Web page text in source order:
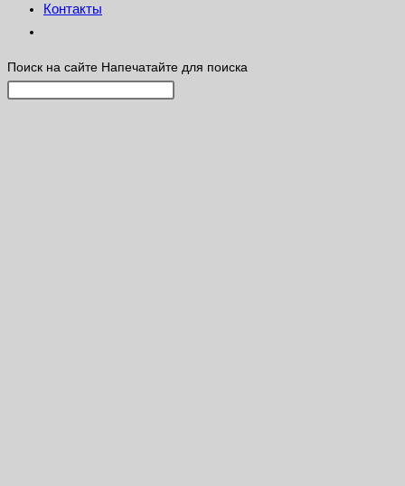
Контакты
Поиск на сайте Напечатайте для поиска